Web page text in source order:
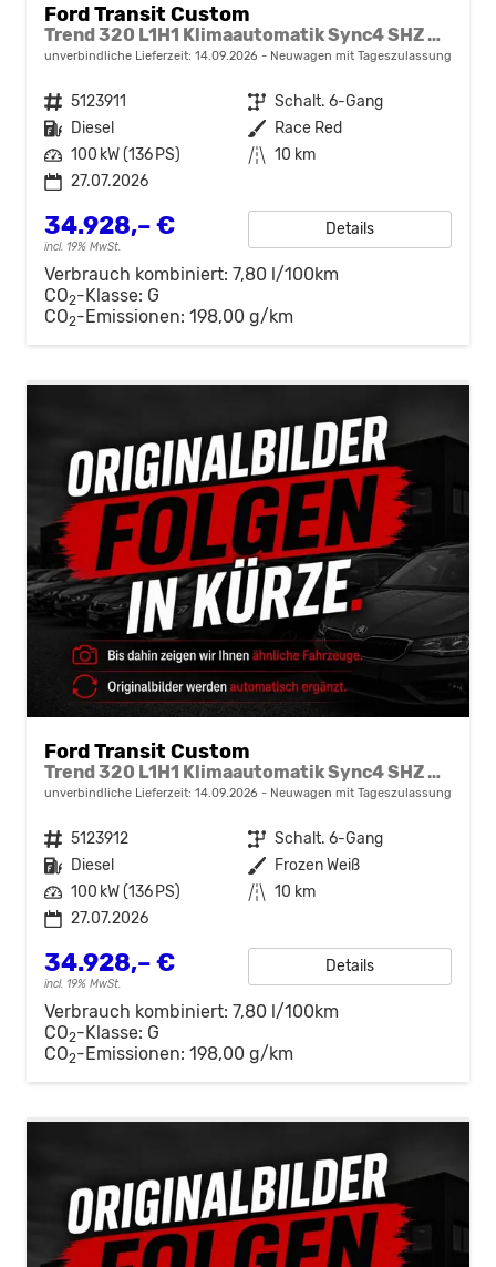
Ford Transit Custom
Trend 320 L1H1 Klimaautomatik Sync4 SHZ 2 x Einparkhilfe Kamera 5JG
unverbindliche Lieferzeit: 14.09.2026 Neuwagen mit Tageszulassung
Fahrzeugnr. 5123911 Getriebe Schalt. 6-Gang
Kraftstoff Diesel Außenfarbe Race Red
Leistung 100 kW (136 PS) Kilometerstand 10 km
27.07.2026
34.928,– €
incl. 19% MwSt.
Details
Verbrauch kombiniert: 7,80 l/100km
CO2-Klasse: G
CO2-Emissionen: 198,00 g/km
Ford Transit Custom
Trend 320 L1H1 Klimaautomatik Sync4 SHZ 2 x Einparkhilfe Kamera 5JG
unverbindliche Lieferzeit: 14.09.2026 Neuwagen mit Tageszulassung
Fahrzeugnr. 5123912 Getriebe Schalt. 6-Gang
Kraftstoff Diesel Außenfarbe Frozen Weiß
Leistung 100 kW (136 PS) Kilometerstand 10 km
27.07.2026
34.928,– €
incl. 19% MwSt.
Details
Verbrauch kombiniert: 7,80 l/100km
CO2-Klasse: G
CO2-Emissionen: 198,00 g/km